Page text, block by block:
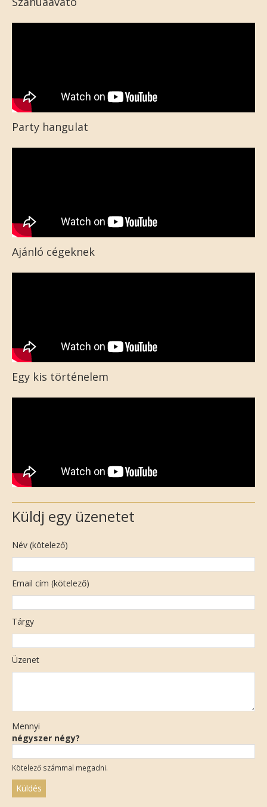
Party hangulat
Ajánló cégeknek
Egy kis történelem
Küldj egy üzenetet
Név (kötelező)
Email cím (kötelező)
Tárgy
Üzenet
Mennyi
négyszer négy?
Kötelező számmal megadni.